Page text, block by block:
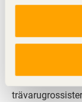
Svenskt Trä
och är en del
svensk limträ-,